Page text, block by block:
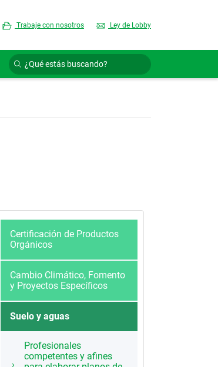
Trabaje con nosotros Ley de Lobby
Certificación de Productos
Orgánicos
Cambio Climático, Fomento
y Proyectos Específicos
Suelo y aguas
Profesionales
competentes y afines